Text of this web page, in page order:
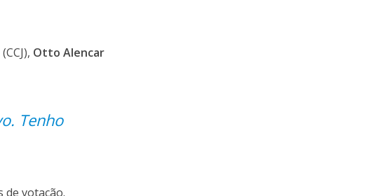
Otto Alencar
Tenho
de votação.